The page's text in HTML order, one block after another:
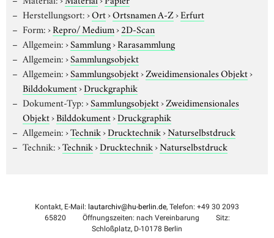
Herstellungsort:›Ort›Ortsnamen A-Z›Erfurt
Form:›Repro/ Medium›2D-Scan
Allgemein:›Sammlung›Rarasammlung
Allgemein:›Sammlungsobjekt
Allgemein:›Sammlungsobjekt›Zweidimensionales Objekt›
Bilddokument›Druckgraphik
Dokument-Typ:›Sammlungsobjekt›Zweidimensionales
Objekt›Bilddokument›Druckgraphik
Allgemein:›Technik›Drucktechnik›Naturselbstdruck
Technik:›Technik›Drucktechnik›Naturselbstdruck
Kontakt, E-Mail: lautarchiv@hu-berlin.de, Telefon: +49 30 2093
65820
Öffnungszeiten: nach Vereinbarung
Sitz:
Schloßplatz, D-10178 Berlin